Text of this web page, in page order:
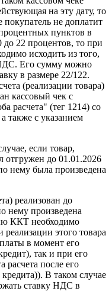
на эту дату, то
покупатель не доплатит
пунктов в
22 процентов, то при
исходить из того,
Его сумму можно
в размере 22/122.
(реализации товара)
кассовый чек с
расчета" (тег 1214) со
с указанием
если товар,
до 01.01.2026
нему была произведена
реализован до
нему произведена
ККТ необходимо
этого товара
в момент его
так и при его
расчета после его
В таком случае
ставку НДС в